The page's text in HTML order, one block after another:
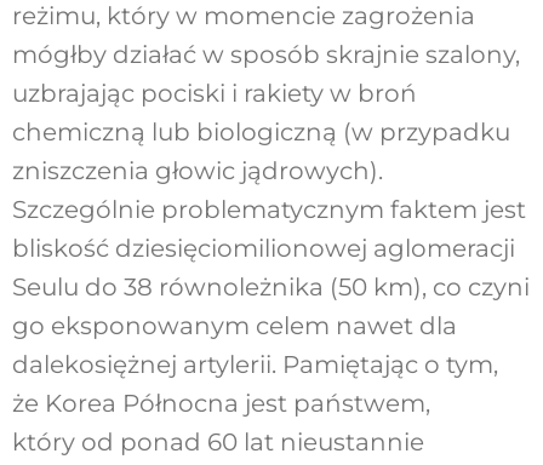
reżimu, który w momencie zagrożenia
mógłby działać w sposób skrajnie szalony,
uzbrajając pociski i rakiety w broń
chemiczną lub biologiczną (w przypadku
zniszczenia głowic jądrowych).
Szczególnie problematycznym faktem jest
bliskość dziesięciomilionowej aglomeracji
Seulu do 38 równoleżnika (50 km), co czyni
go eksponowanym celem nawet dla
dalekosiężnej artylerii. Pamiętając o tym,
że Korea Północna jest państwem,
który od ponad 60 lat nieustannie